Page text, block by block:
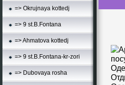
=> Okrujnaya kottedj
=> 9 st.B.Fontana
=> Ahmatova kottedj
=> 9 st.B.Fontana-kr-zori
=> Dubovaya rosha